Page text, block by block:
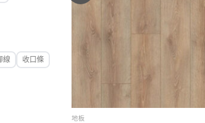
線
收口條
地板